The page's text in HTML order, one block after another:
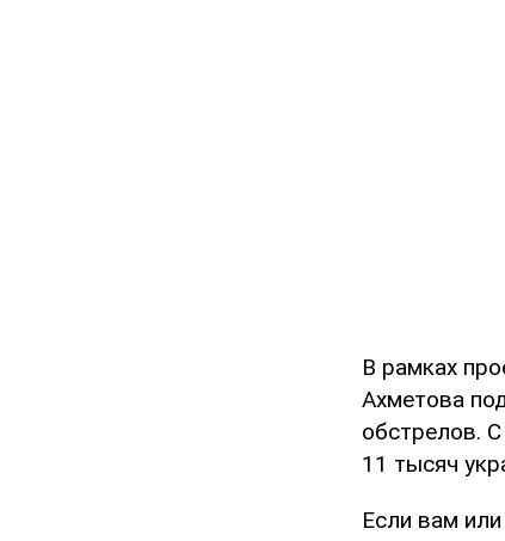
В рамках
Ахметова
обстрелов.
11 тысяч
Если вам